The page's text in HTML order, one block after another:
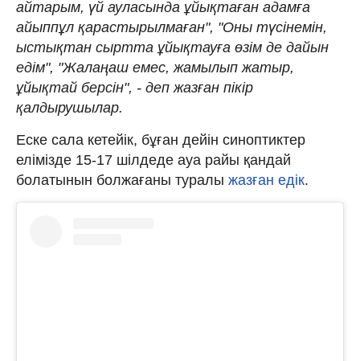
айтарым, үй ауласында ұйықтаған адамға
айыппұл қарастырылмаған", "Оны түсінемін,
ыстықтан сыртта ұйықтауға өзім де дайын
едім", "Жалаңаш емес, жамылып жатыр,
ұйықтай берсін", - деп жазған пікір
қалдырушылар.
Еске сала кетейік, бұған дейін синоптиктер
елімізде 15-17 шілдеде ауа райы қандай
болатынын болжағаны туралы жазған едік.